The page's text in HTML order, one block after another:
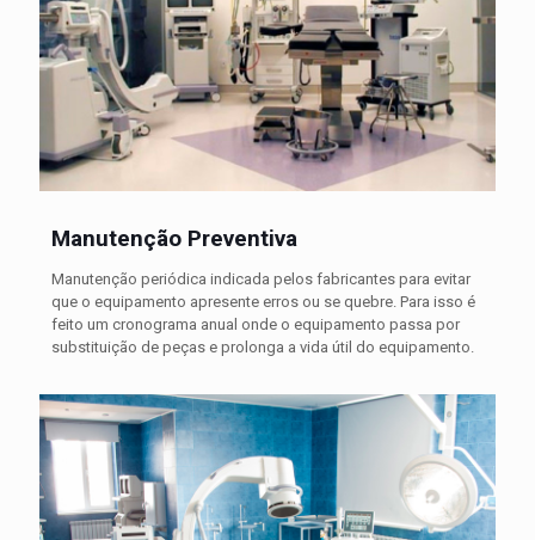
Manutenção Preventiva
Manutenção periódica indicada pelos fabricantes para evitar
que o equipamento apresente erros ou se quebre. Para isso é
feito um cronograma anual onde o equipamento passa por
substituição de peças e prolonga a vida útil do equipamento.